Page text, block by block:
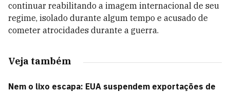
continuar reabilitando a imagem internacional de seu
regime, isolado durante algum tempo e acusado de
cometer atrocidades durante a guerra.
Veja também
Nem o lixo escapa: EUA suspendem exportações de